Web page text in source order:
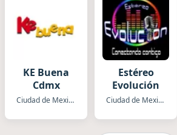
KE Buena
Cdmx
Ciudad de Mexico
Estéreo
Evolución
Ciudad de Mexico